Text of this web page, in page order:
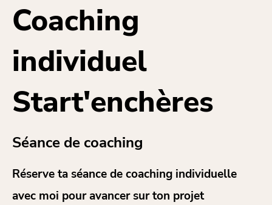
Coaching
individuel
Start'enchères
Séance de coaching
Réserve ta séance de coaching individuelle
avec moi pour avancer sur ton projet